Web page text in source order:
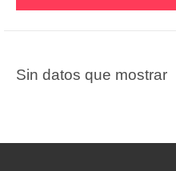
Sin datos que mostrar